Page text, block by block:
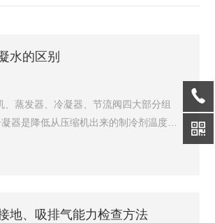
水的区别
蒸发器、冷凝器、节流阀四大部分组
器是降低从压缩机出来的制冷剂温度
的水就是冷冻水，冷冻水被吸收热量后
的是水流过蒸发器后再到室内换热。
地、吸排气能力检查方法